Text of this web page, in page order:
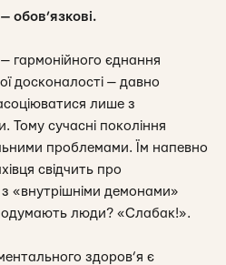
обов’язкові.
гармонійного єднання
досконалості — давно
лише з
Тому сучасні покоління
проблемами. Їм напевно
свідчить про
«внутрішніми демонами»
люди? «Слабак!».
здоров’я є